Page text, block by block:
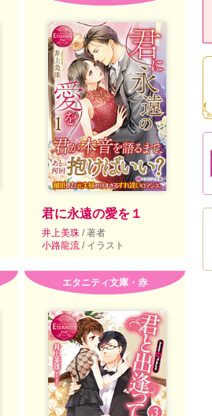
君に永遠の愛を１
井上美珠 / 著者
小路龍流 / イラスト
エタニティ文庫・赤